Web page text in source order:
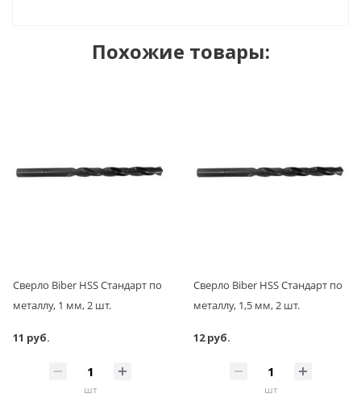
Похожие товары:
Сверло Biber HSS Стандарт по
металлу, 1 мм, 2 шт.
11 руб.
шт
Сверло Biber HSS Стандарт по
металлу, 1,5 мм, 2 шт.
12 руб.
шт